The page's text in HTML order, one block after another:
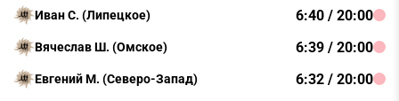
Иван С. (Липецкое) 6:40 / 20:00
Вячеслав Ш. (Омское) 6:39 / 20:00
Евгений М. (Северо-Запад) 6:32 / 20:00